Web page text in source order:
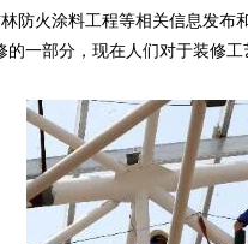
防火涂料工程等相关信息发布
一部分，现在人们对于装修